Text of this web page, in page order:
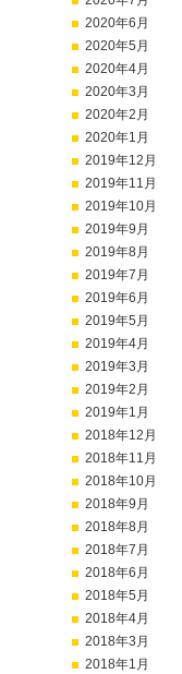
2020年6月
2020年5月
2020年4月
2020年3月
2020年2月
2020年1月
2019年12月
2019年11月
2019年10月
2019年9月
2019年8月
2019年7月
2019年6月
2019年5月
2019年4月
2019年3月
2019年2月
2019年1月
2018年12月
2018年11月
2018年10月
2018年9月
2018年8月
2018年7月
2018年6月
2018年5月
2018年4月
2018年3月
2018年1月